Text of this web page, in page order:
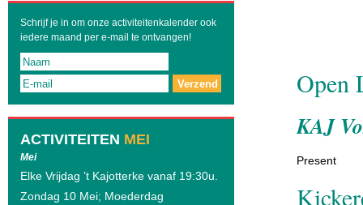
Open
KAJ
Present
Schrijf je in om onze activiteitenkalender ook
iedere maand per e-mail te ontvangen!
Verzend
ACTIVITEITEN MEI
Mei
Elke Vrijdag ’t Kajotterke vanaf 19:30u.
Zondag 10 Mei; Moederdag